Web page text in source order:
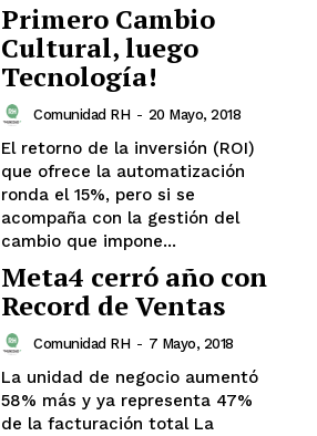
Primero Cambio
Cultural, luego
Tecnología!
Comunidad RH - 20 Mayo, 2018
El retorno de la inversión (ROI)
que ofrece la automatización
ronda el 15%, pero si se
acompaña con la gestión del
cambio que impone...
Meta4 cerró año con
Record de Ventas
Comunidad RH - 7 Mayo, 2018
La unidad de negocio aumentó
58% más y ya representa 47%
de la facturación total La